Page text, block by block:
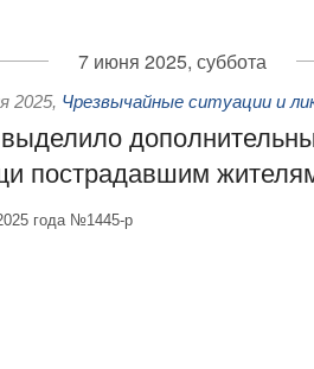
7 июня 2025, суббота
2025, Чрезвычайные ситуации и
пострадавшим
года №1445-р